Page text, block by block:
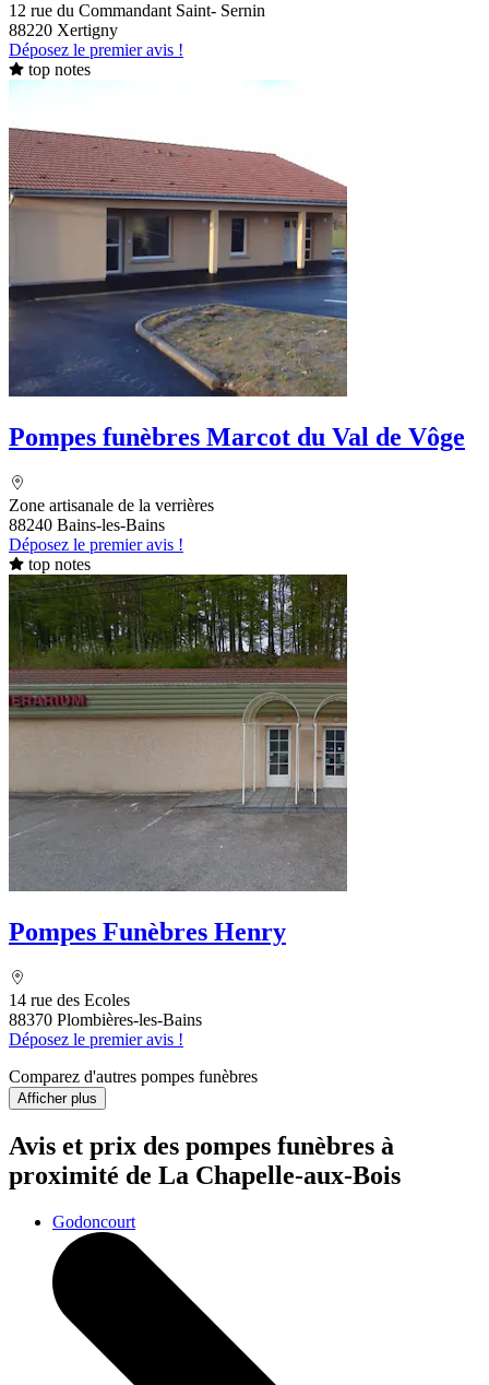
12 rue du Commandant Saint- Sernin
88220 Xertigny
Déposez le premier avis !
top notes
Pompes funèbres Marcot du Val de Vôge
Zone artisanale de la verrières
88240 Bains-les-Bains
Déposez le premier avis !
top notes
Pompes Funèbres Henry
14 rue des Ecoles
88370 Plombières-les-Bains
Déposez le premier avis !
Comparez d'autres pompes funèbres
Afficher plus
Avis et prix des pompes funèbres à
proximité de La Chapelle-aux-Bois
Godoncourt